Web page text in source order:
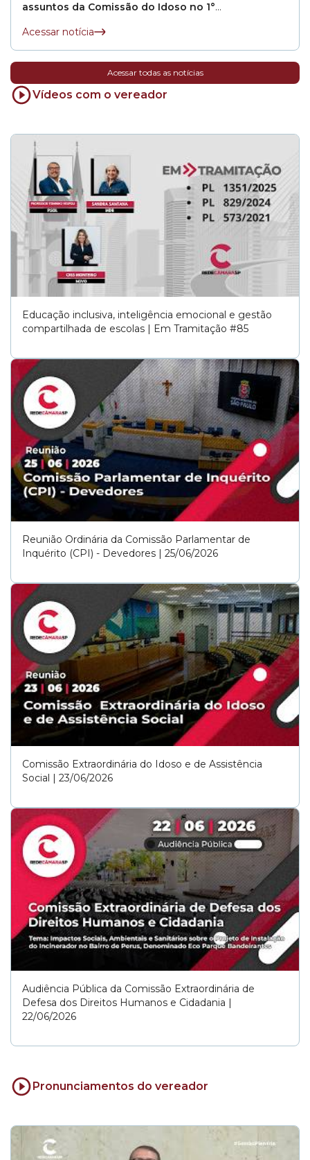
assuntos da Comissão do Idoso no 1°
Acessar notícia
Acessar todas as notícias
Vídeos com o vereador
Educação inclusiva, inteligência emocional e gestão
compartilhada de escolas | Em Tramitação #85
Reunião Ordinária da Comissão Parlamentar de
Inquérito (CPI) - Devedores | 25/06/2026
Comissão Extraordinária do Idoso e de Assistência
Social | 23/06/2026
Audiência Pública da Comissão Extraordinária de
Defesa dos Direitos Humanos e Cidadania |
22/06/2026
Pronunciamentos do vereador